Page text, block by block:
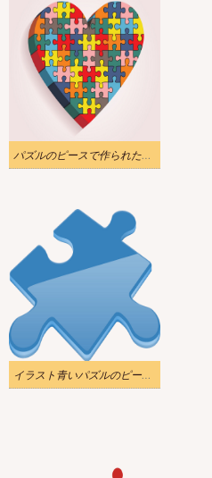
パズルのピースで作られた抽象的なハートのイラスト
イラスト青いパズルのピースPNG透明